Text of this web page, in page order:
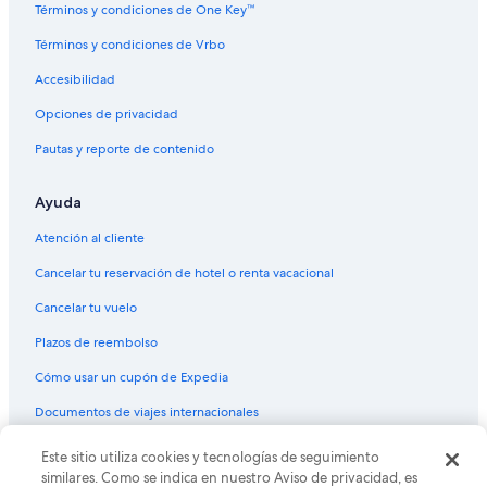
Términos y condiciones de One Key™
Términos y condiciones de Vrbo
Accesibilidad
Opciones de privacidad
Pautas y reporte de contenido
Ayuda
Atención al cliente
Cancelar tu reservación de hotel o renta vacacional
Cancelar tu vuelo
Plazos de reembolso
Cómo usar un cupón de Expedia
Documentos de viajes internacionales
© 2026 Expedia, Inc., una empresa de Expedia Group. Todos los
derechos reservados. Expedia y el logo de Expedia son marcas
Este sitio utiliza cookies y tecnologías de seguimiento
similares. Como se indica en nuestro Aviso de privacidad, es